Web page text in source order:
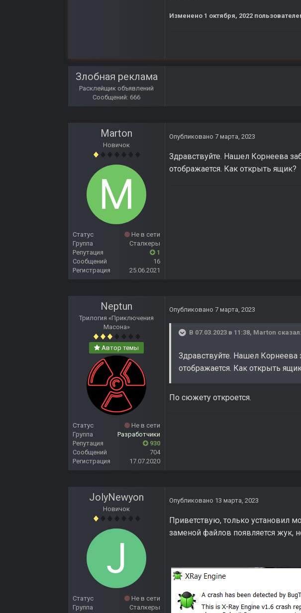
Изменено 1 октября, 2022
Злобная реклама
Расклейщик объявлений
Сообщений: 666
Marton
Новичок
Статус
Не в сети
Группа
Сталкеры
Репутация
1
Сообщений
16
Регистрация
25.06.2021
Опубликовано 7 марта, 2023
Здравствуйте. Нашел Корнеева
отображается. Как открыть ящик?
Neptun
Трилогия «Приключения
Масона»
Автор темы
Статус
Не в сети
Группа
Разработчики
Репутация
930
Сообщений
704
Регистрация
17.07.2020
Опубликовано 7 марта, 2023
В 07.03.2023 в 11:38, Marton сказал:
Здравствуйте. Нашел Корнеева
отображается. Как открыть
По сюжету откроется.
JolyNewyon
Новичок
Статус
Не в сети
Группа
Сталкеры
Опубликовано 13 марта, 2023
Приветствую, только установил
заменой файлов появляется жук,